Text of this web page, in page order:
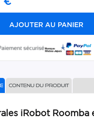
Contenu du produit
iRobot Roomba